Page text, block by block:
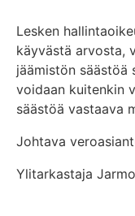
Lesken
käyvästä arvosta,
jäämistön säästöä
voidaan kuitenkin
säästöä vastaava
Johtava
Ylitarkastaja